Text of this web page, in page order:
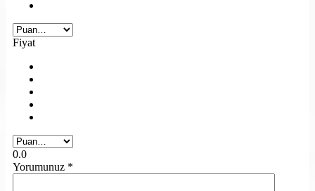
Fiyat
0.0
Yorumunuz *